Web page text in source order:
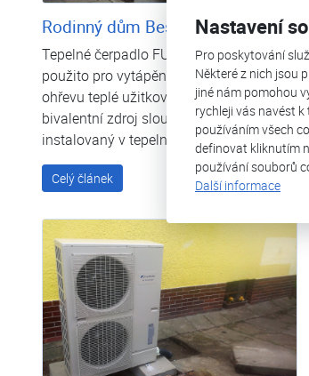
Nastavení
Pro poskytování
Některé z nich jsou
jiné nám pomohou
rychleji vás navést
používáním všech
definovat kliknutím
používání souborů
Další informace
Rodinný dům Besednice
Tepelné čerpadlo FUJI Kaiteki 12 je
použito pro vytápění rodinného domu a
ohřevu teplé užitkové vody. Jako
bivalentní zdroj slouží elektrokotel
instalovaný v tepelném čerpadle.
Celý článek